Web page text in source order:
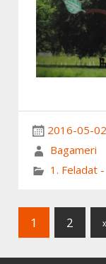
2016-05-02
Bagameri
1. Feladat
1 2